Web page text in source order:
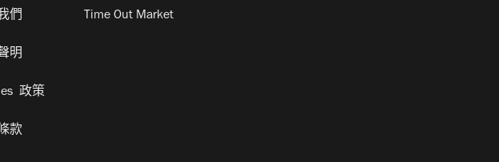
們
明
政策
款
Time Out Market